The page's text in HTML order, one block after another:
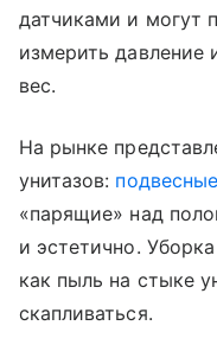
датчиками и могут
измерить давление
вес.
На рынке
унитазов: подвесные
«парящие» над
и эстетично.
как пыль на стыке
скапливаться.